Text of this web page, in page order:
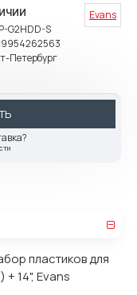
G2HDD-S
Петербург
Evans
пластиков для
14", Evans